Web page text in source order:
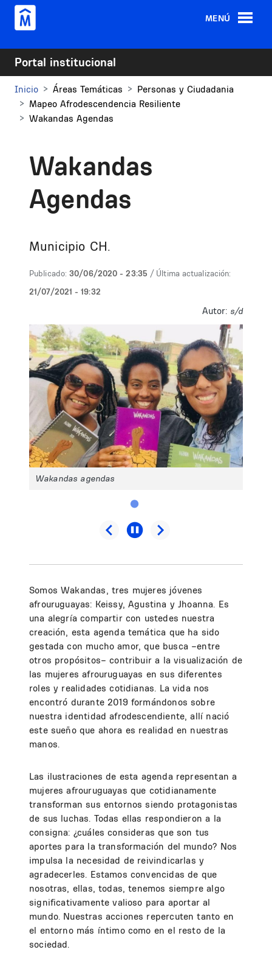
Pasar al contenido principal
MENÚ
Portal institucional
Inicio Áreas Temáticas
Personas y Ciudadania
Mapeo Afrodescendencia Resiliente
Wakandas Agendas
Wakandas
Agendas
Municipio CH.
Publicado: 30/06/2020 - 23:35 / Última actualización:
21/07/2021 - 19:32
Autor: s/d
Wakandas agendas
Somos Wakandas, tres mujeres jóvenes
afrouruguayas: Keissy, Agustina y Jhoanna. Es
una alegría compartir con ustedes nuestra
creación, esta agenda temática que ha sido
gestada con mucho amor, que busca –entre
otros propósitos– contribuir a la visualización de
las mujeres afrouruguayas en sus diferentes
roles y realidades cotidianas. La vida nos
encontró durante 2019 formándonos sobre
nuestra identidad afrodescendiente, allí nació
este sueño que ahora es realidad en nuestras
manos.
Las ilustraciones de esta agenda representan a
mujeres afrouruguayas que cotidianamente
transforman sus entornos siendo protagonistas
de sus luchas. Todas ellas respondieron a la
consigna: ¿cuáles consideras que son tus
aportes para la transformación del mundo? Nos
impulsa la necesidad de reivindicarlas y
agradecerles. Estamos convencidas de que
nosotras, ellas, todas, tenemos siempre algo
significativamente valioso para aportar al
mundo. Nuestras acciones repercuten tanto en
el entorno más íntimo como en el resto de la
sociedad.